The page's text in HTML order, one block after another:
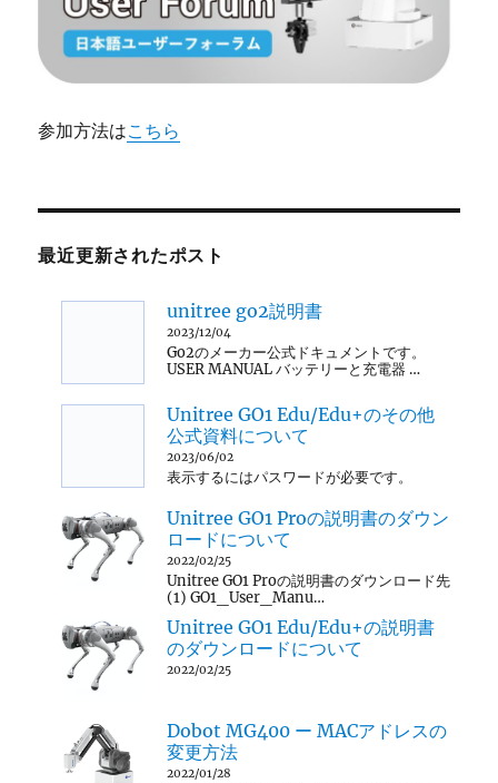
参加方法はこちら
最近更新されたポスト
unitree go2説明書
2023/12/04
Go2のメーカー公式ドキュメントです。
USER MANUAL バッテリーと充電器 …
Unitree GO1 Edu/Edu+のその他
公式資料について
2023/06/02
表示するにはパスワードが必要です。
Unitree GO1 Proの説明書のダウン
ロードについて
2022/02/25
Unitree GO1 Proの説明書のダウンロード先
(1) GO1_User_Manu…
Unitree GO1 Edu/Edu+の説明書
のダウンロードについて
2022/02/25
Dobot MG400 ー MACアドレスの
変更方法
2022/01/28